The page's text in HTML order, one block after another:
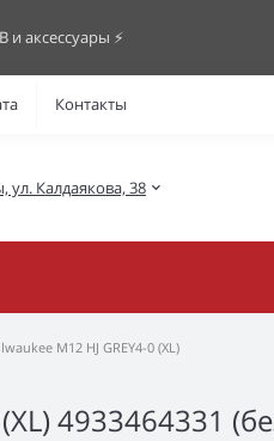
аксессуары ⚡️
Контакты
ул. Калдаякова, 38
M12 HJ GREY4-0 (XL)
4933464331